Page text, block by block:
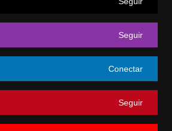
Seguir
Conectar
Seguir